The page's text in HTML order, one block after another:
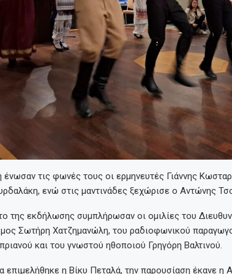
ένωσαν τις φωνές τους οι ερμηνευτές Γιάννης
ενώ στις μαντινάδες ξεχώρισε ο Αντώνης
της εκδήλωσης συμπλήρωσαν οι ομιλίες του
Σωτήρη Χατζημανώλη, του ραδιοφωνικού
και του γνωστού ηθοποιού Γρηγόρη Βαλτινού.
επιμελήθηκε η Βίκυ Πεταλά, την παρουσίαση έκανε η